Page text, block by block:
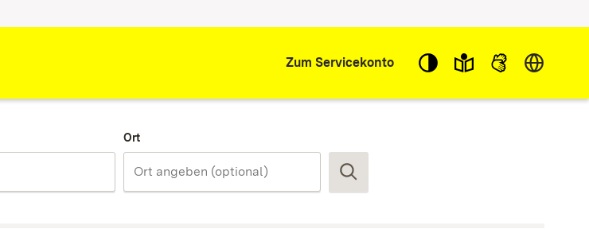
Zum Servicekonto Sprache
Ort
Suchen